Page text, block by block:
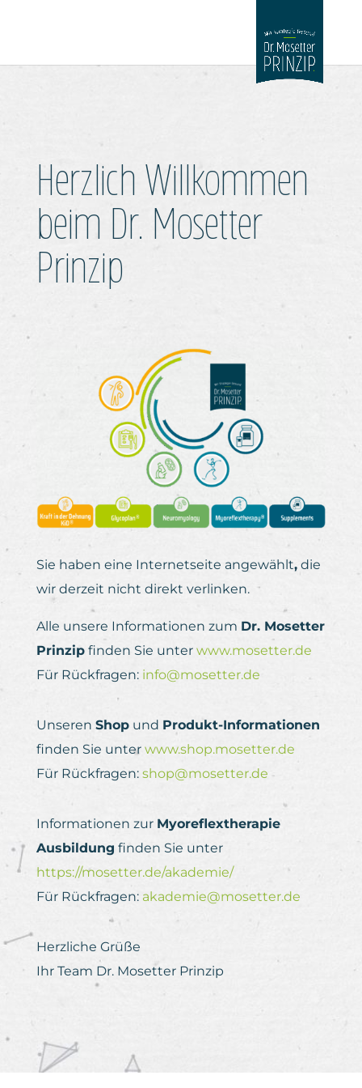
Herzlich Willkommen
beim Dr. Mosetter
Prinzip
Sie haben eine Internetseite angewählt,die
wir derzeit nicht direkt verlinken.
Alle unsere Informationen zum Dr. Mosetter
Prinzipfinden Sie unter www.mosetter.de
Für Rückfragen: info@mosetter.de
Unseren Shopund Produkt-Informationen
finden Sie unter www.shop.mosetter.de
Für Rückfragen: shop@mosetter.de
Informationen zur Myoreflextherapie
Ausbildung finden Sie unter
https://mosetter.de/akademie/
Für Rückfragen: akademie@mosetter.de
Herzliche Grüße
Ihr Team Dr. Mosetter Prinzip